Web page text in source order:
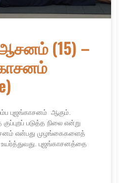
(15) –
புஜங்காசனம் ஆகும்.
படுத்த நிலை என்று
என்பது முழங்கைகளைத்
புஜங்காசனத்தை